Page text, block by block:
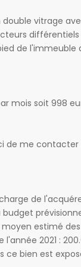
vitrage
de
mois soit 998
de me contacter
de
estimé
2021 :
ce bien est